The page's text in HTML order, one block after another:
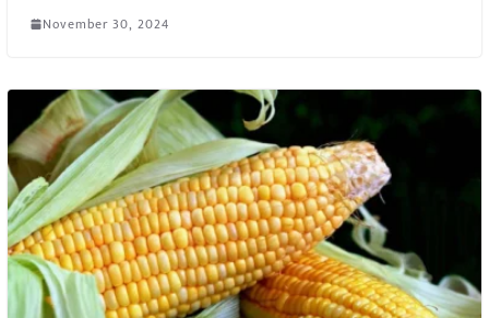
November 30, 2024